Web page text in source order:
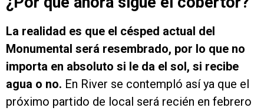
La realidad es que el césped actual del
Monumental será resembrado, por lo que no
importa en absoluto si le da el sol, si recibe
agua o no. En River se contempló así ya que el
próximo partido de local será recién en febrero